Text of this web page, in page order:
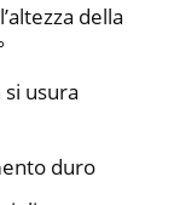
della
usura
duro